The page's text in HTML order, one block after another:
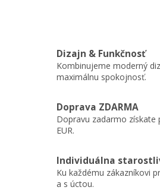
c
i
e
r
v
k
ý
p
Dizajn & Funkčnosť
Kombinujeme moderný
maximálnu spokojnosť.
Doprava ZDARMA
Dopravu zadarmo získate
EUR.
Individuálna
Ku každému zákazníkovi
a s úctou.